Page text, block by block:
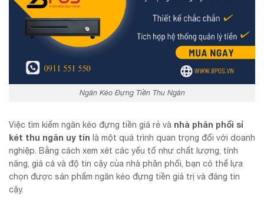
Ngăn Kéo Đựng Tiền Thu Ngân
Việc tìm kiếm ngăn kéo đựng tiền giá rẻ và nhà phân phối sỉ
két thu ngân uy tín là một quá trình quan trọng đối với doanh
nghiệp. Bằng cách xem xét các yếu tố như chất lượng, tính
năng, giá cả và độ tin cậy của nhà phân phối, bạn có thể lựa
chọn được sản phẩm ngăn kéo đựng tiền giá trị và đáng tin
cậy.